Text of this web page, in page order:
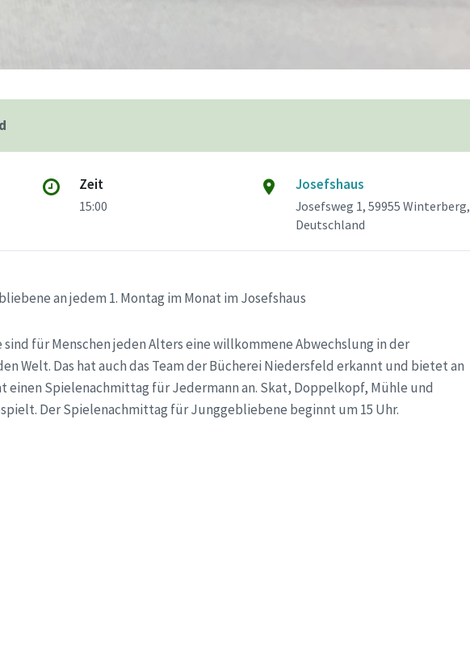
Zeit
15:00
Josefshaus
Josefsweg 1, 59955 Winterberg,
Deutschland
an jedem 1. Montag im Monat im Josefshaus
für Menschen jeden Alters eine willkommene Abwechslung in der
Welt. Das hat auch das Team der Bücherei Niedersfeld erkannt und bietet an
einen Spielenachmittag für Jedermann an. Skat, Doppelkopf, Mühle und
Der Spielenachmittag für Junggebliebene beginnt um 15 Uhr.